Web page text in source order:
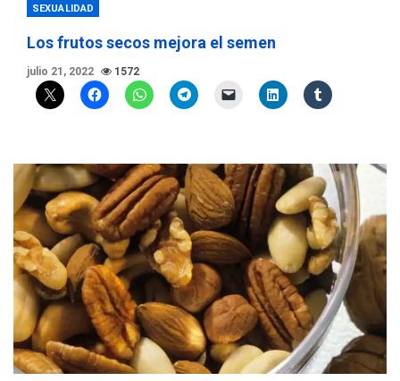
SEXUALIDAD
Los frutos secos mejora el semen
julio 21, 2022 1572